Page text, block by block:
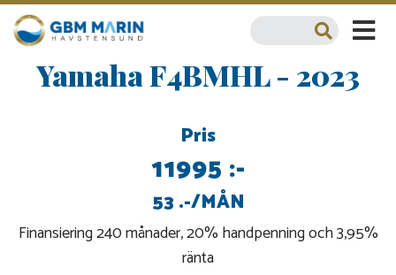
Yamaha F4BMHL - 2023
Pris
11995 :-
53 .-/MÅN
Finansiering 240 månader, 20% handpenning och 3,95%
ränta